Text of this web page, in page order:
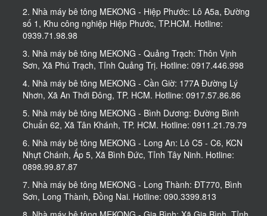
2. Nhà máy bê tông MEKONG - Hiệp Phước: Lô A5a, Đường
số 1, Khu công nghiệp Hiệp Phước, TP.HCM. Hotline:
0939.71.98.98
3. Nhà máy bê tông MEKONG - Quảng Trạch: Thôn Vịnh
Sơn, Xã Phú Trạch, Tỉnh Quảng Trị. Hotline: 0917.446.998
4. Nhà máy bê tông MEKONG - Cần Giờ: 177A Đường Lý
Nhơn, Xã An Thới Đông, TP. HCM. Hotline: 0917.57.86.86
5. Nhà máy bê tông MEKONG - Bình Dương: Đường Bình
Chuẩn 62, Xã Tân Khánh, TP. HCM. Hotline: 0911.21.79.79
6. Nhà máy bê tông MEKONG - Long An: Lô C5 - C6, KCN
Nhựt Chánh, Ấp 5, Xã Bình Đức, Tỉnh Tây Ninh. Hotline:
0898.99.87.87
7. Nhà máy bê tông MEKONG - Long Thành: ĐT770, Bình
Sơn, Long Thành, Đồng Nai. Hotline: 090.3399.813